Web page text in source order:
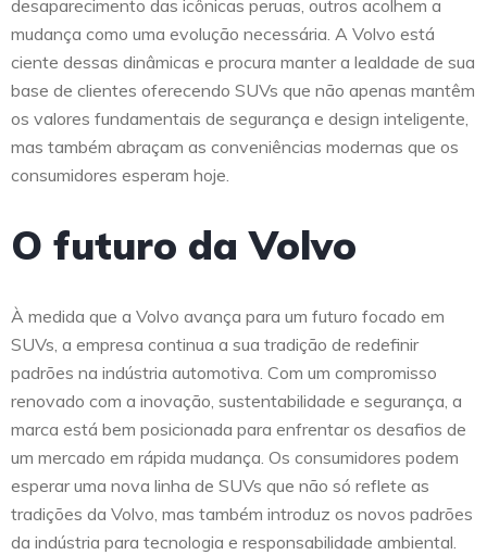
desaparecimento das icônicas peruas, outros acolhem a
mudança como uma evolução necessária. A Volvo está
ciente dessas dinâmicas e procura manter a lealdade de sua
base de clientes oferecendo SUVs que não apenas mantêm
os valores fundamentais de segurança e design inteligente,
mas também abraçam as conveniências modernas que os
consumidores esperam hoje.
O futuro da Volvo
À medida que a Volvo avança para um futuro focado em
SUVs, a empresa continua a sua tradição de redefinir
padrões na indústria automotiva. Com um compromisso
renovado com a inovação, sustentabilidade e segurança, a
marca está bem posicionada para enfrentar os desafios de
um mercado em rápida mudança. Os consumidores podem
esperar uma nova linha de SUVs que não só reflete as
tradições da Volvo, mas também introduz os novos padrões
da indústria para tecnologia e responsabilidade ambiental.